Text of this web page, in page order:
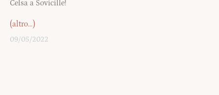
Celsa a Sovicille!
(altro…)
09/05/2022